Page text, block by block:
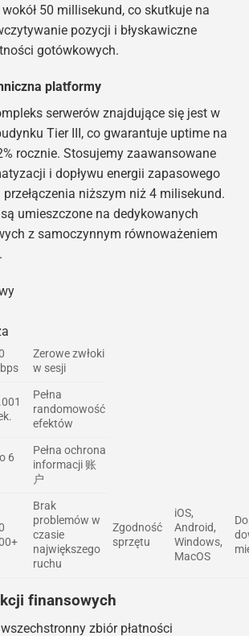
50 millisekund, co skutkuje na
pozycji i błyskawiczne
gotówkowych.
platformy
serwerów znajdujące się jest w
Tier III, co gwarantuje uptime na
rocznie. Stosujemy zaawansowane
i dopływu energii zapasowego
przełączenia niższym niż 4 milisekund.
umieszczone na dedykowanych
z samoczynnym równoważeniem
Zerowe zwłoki
w sesji
Pełna
randomowość
efektów
6
Pełna ochrona
informacji 账
户
Brak
problemów w
czasie
największego
ruchu
Zgodność
sprzętu
iOS,
Android,
Windows,
MacOS
finansowych
zbiór płatności